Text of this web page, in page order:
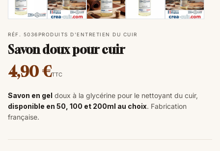
RÉF. 5036 PRODUITS D'ENTRETIEN DU CUIR
Savon doux pour cuir
4,90 €TTC
Savon en gel doux à la glycérine pour le nettoyant du cuir,
disponible en 50, 100 et 200ml au choix. Fabrication
française.